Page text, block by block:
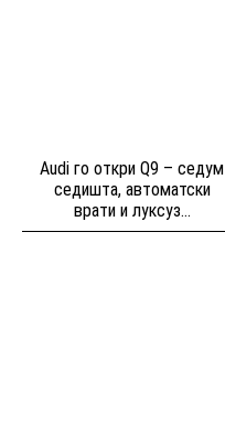
Audi го откри Q9 – седум
седишта, автоматски
врати и луксуз...